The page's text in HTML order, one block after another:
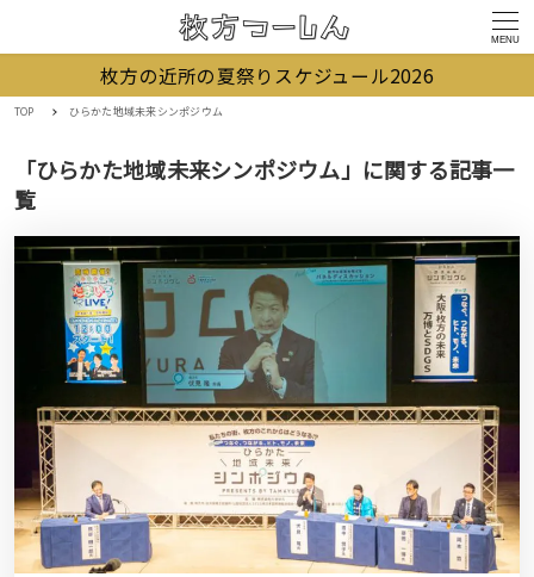
MENU
枚方の近所の夏祭りスケジュール2026
TOP ひらかた地域未来シンポジウム
「ひらかた地域未来シンポジウム」に関する記事一
覧